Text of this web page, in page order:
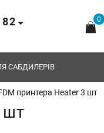
0
САБДИЛЕРІВ
принтера Heater 3 шт
шт